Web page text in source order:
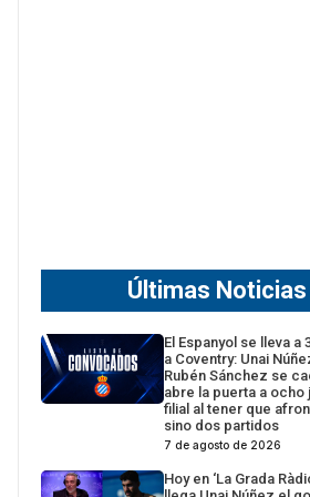
Últimas Noticias
El Espanyol se lleva a
a Coventry: Unai
Rubén Sánchez se
abre la puerta a ocho
filial al tener que
sino dos partidos
7 de agosto de 2026
Hoy en ‘La Grada